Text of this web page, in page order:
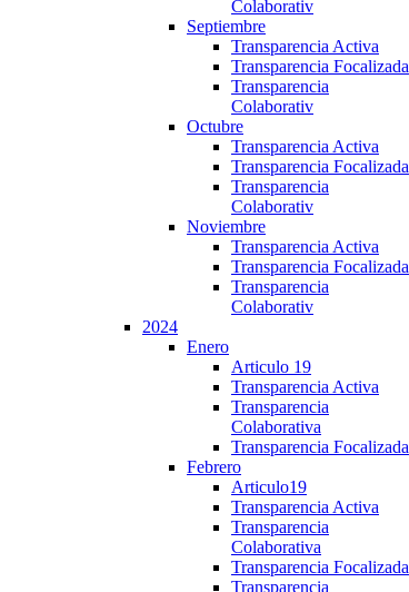
Colaborativ
Septiembre
Transparencia Activa
Transparencia Focalizada
Transparencia
Colaborativ
Octubre
Transparencia Activa
Transparencia Focalizada
Transparencia
Colaborativ
Noviembre
Transparencia Activa
Transparencia Focalizada
Transparencia
Colaborativ
2024
Enero
Articulo 19
Transparencia Activa
Transparencia
Colaborativa
Transparencia Focalizada
Febrero
Articulo19
Transparencia Activa
Transparencia
Colaborativa
Transparencia Focalizada
Transparencia